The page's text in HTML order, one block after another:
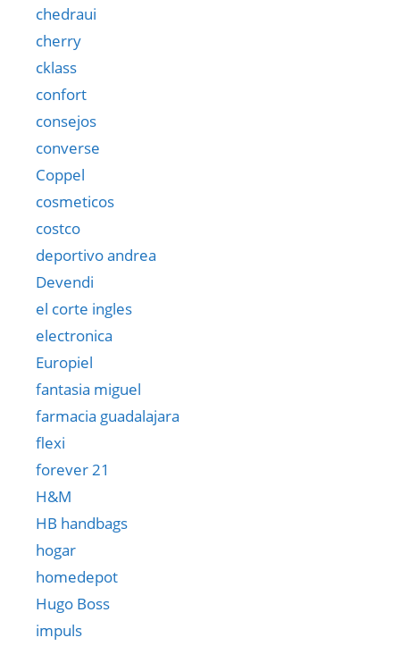
chedraui
cherry
cklass
confort
consejos
converse
Coppel
cosmeticos
costco
deportivo andrea
Devendi
el corte ingles
electronica
Europiel
fantasia miguel
farmacia guadalajara
flexi
forever 21
H&M
HB handbags
hogar
homedepot
Hugo Boss
impuls